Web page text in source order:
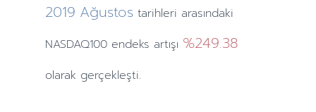
2019 Ağustos tarihleri arasındaki
NASDAQ100 endeks artışı %249.38
olarak gerçekleşti.